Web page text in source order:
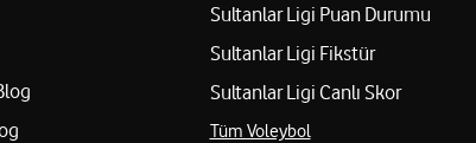
Sultanlar Ligi Puan Durumu
Sultanlar Ligi Fikstür
Sultanlar Ligi Canlı Skor
Tüm Voleybol